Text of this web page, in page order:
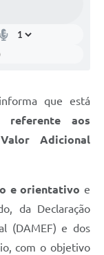
que está
referente aos
Adicional
e orientativo e
da Declaração
(DAMEF) e dos
com o objetivo